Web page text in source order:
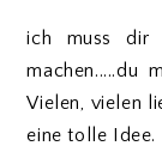
ich muss dir
Vielen, vielen
eine tolle Idee.